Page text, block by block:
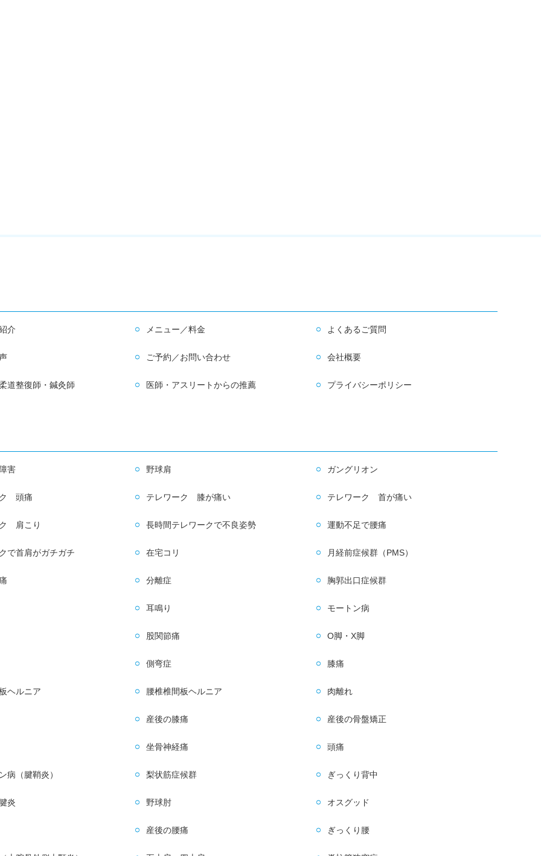
介 メニュー／料金 よくあるご質問
ご予約／お問い合わせ 会社概要
道整復師・鍼灸師 医師・アスリートからの推薦 プライバシーポリシー
害 野球肩 ガングリオン
頭痛 テレワーク 膝が痛い テレワーク 首が痛い
肩こり 長時間テレワークで不良姿勢 運動不足で腰痛
で首肩がガチガチ 在宅コリ 月経前症候群（PMS）
分離症 胸郭出口症候群
耳鳴り モートン病
股関節痛 O脚・X脚
側弯症 膝痛
ヘルニア 腰椎椎間板ヘルニア 肉離れ
産後の膝痛 産後の骨盤矯正
坐骨神経痛 頭痛
病（腱鞘炎） 梨状筋症候群 ぎっくり背中
炎 野球肘 オスグッド
産後の腰痛 ぎっくり腰